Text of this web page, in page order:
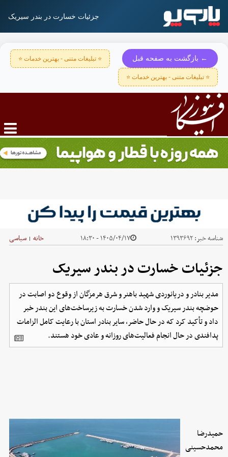
جزئیات خسارت در بندر سیریک
← بازگشت به صفحه قبل ⭐ تبلیغات متنی - بهترین خدمات ⭐
⭐ تبلیغات متنی - بهترین خدمات ⭐